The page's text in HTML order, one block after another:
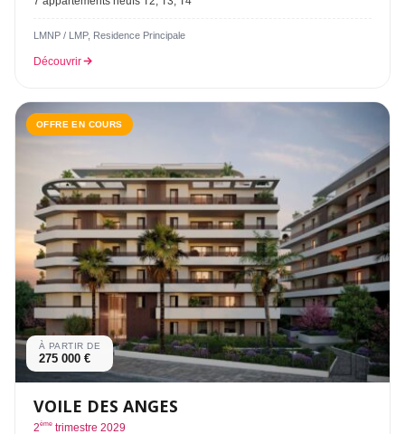
LMNP / LMP, Residence Principale
Découvrir
OFFRE EN COURS
À PARTIR DE
275 000 €
VOILE DES ANGES
2ème trimestre 2029